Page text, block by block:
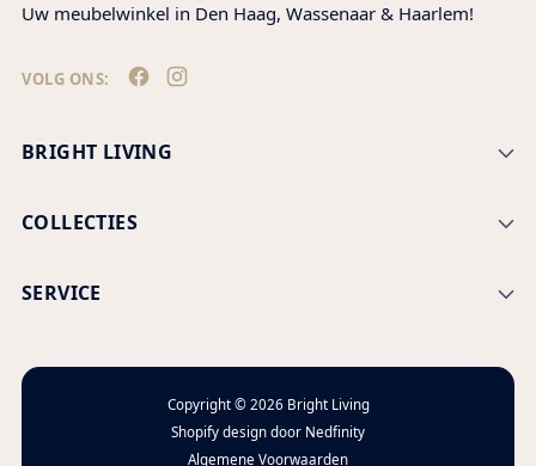
Uw meubelwinkel in Den Haag, Wassenaar & Haarlem!
VOLG ONS:
BRIGHT LIVING
COLLECTIES
SERVICE
Copyright © 2026 Bright Living
Shopify design door Nedfinity
Algemene Voorwaarden